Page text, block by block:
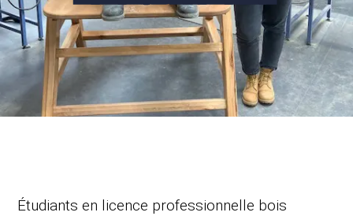
Étudiants en licence professionnelle bois